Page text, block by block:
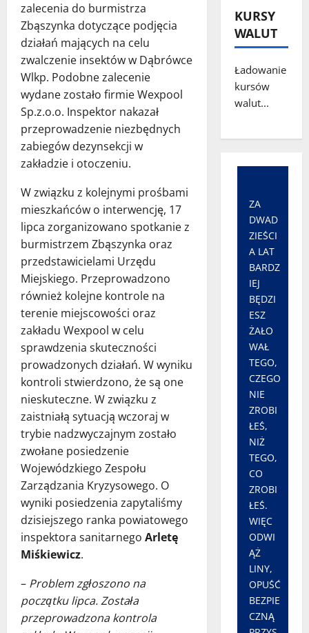
zalecenia do burmistrza
Zbąszynka dotyczące podjęcia
działań mających na celu
zwalczenie insektów w Dąbrówce
Wlkp. Podobne zalecenie
wydane zostało firmie Wexpool
Sp.z.o.o. Inspektor nakazał
przeprowadzenie niezbędnych
zabiegów dezynsekcji w
zakładzie i otoczeniu.
W związku z kolejnymi prośbami
mieszkańców o interwencję, 17
lipca zorganizowano spotkanie z
burmistrzem Zbąszynka oraz
przedstawicielami Urzędu
Miejskiego. Przeprowadzono
również kolejne kontrole na
terenie miejscowości oraz
zakładu Wexpool w celu
sprawdzenia skuteczności
prowadzonych działań. W wyniku
kontroli stwierdzono, że są one
nieskuteczne. W związku z
zaistniałą sytuacją wczoraj w
trybie nadzwyczajnym zostało
zwołane posiedzenie
Wojewódzkiego Zespołu
Zarządzania Kryzysowego. O
wyniki posiedzenia zapytaliśmy
dzisiejszego ranka powiatowego
inspektora sanitarnego Arletę
Miśkiewicz.
– Problem zgłoszono na
początku lipca. Została
przeprowadzona kontrola
KURSY
WALUT
Ładowanie
kursów
walut...
ZA
DWAD
ZIEŚCI
A LAT
BARDZ
IEJ
BĘDZI
ESZ
ŻAŁO
WAŁ
TEGO,
CZEGO
NIE
ZROBI
ŁEŚ,
NIŻ
TEGO,
CO
ZROBI
ŁEŚ.
WIĘC
ODWI
ĄŻ
LINY,
OPUŚĆ
BEZPIE
CZNĄ